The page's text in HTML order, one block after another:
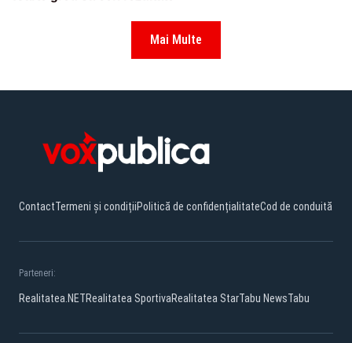
Mai Multe
ContactTermeni și condițiiPolitică de confidențialitateCod de conduită
Parteneri:
Realitatea.NETRealitatea SportivaRealitatea StarTabu NewsTabu